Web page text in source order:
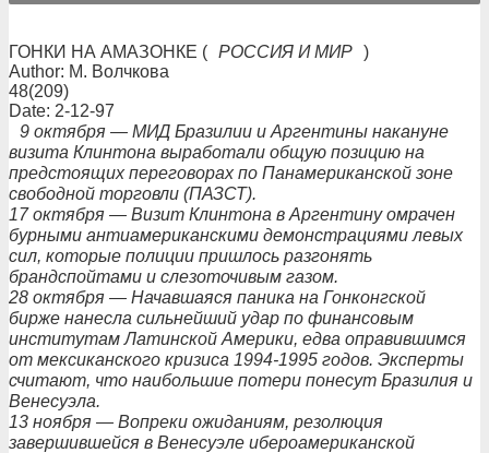
ГОНКИ НА АМАЗОНКЕ ( РОССИЯ И МИР )
Author: М. Волчкова
48(209)
Date: 2-12-97
9 октября — МИД Бразилии и Аргентины накануне
визита Клинтона выработали общую позицию на
предстоящих переговорах по Панамериканской зоне
свободной торговли (ПАЗСТ).
17 октября — Визит Клинтона в Аргентину омрачен
бурными антиамериканскими демонстрациями левых
сил, которые полиции пришлось разгонять
брандспойтами и слезоточивым газом.
28 октября — Начавшаяся паника на Гонконгской
бирже нанесла сильнейший удар по финансовым
институтам Латинской Америки, едва оправившимся
от мексиканского кризиса 1994-1995 годов. Эксперты
считают, что наибольшие потери понесут Бразилия и
Венесуэла.
13 ноября — Вопреки ожиданиям, резолюция
завершившейся в Венесуэле ибероамериканской